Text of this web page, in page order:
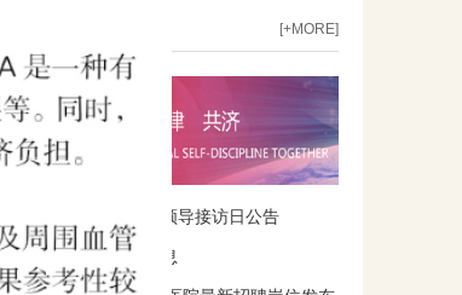
[+MORE]
西安高新医院院领导接访日公告
马年春节出诊信息